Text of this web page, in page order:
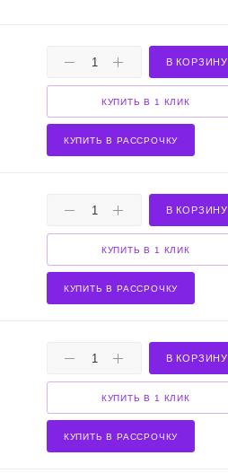
В КОРЗИНУ
КУПИТЬ В 1 КЛИК
КУПИТЬ В РАССРОЧКУ
В КОРЗИНУ
КУПИТЬ В 1 КЛИК
КУПИТЬ В РАССРОЧКУ
В КОРЗИНУ
КУПИТЬ В 1 КЛИК
КУПИТЬ В РАССРОЧКУ